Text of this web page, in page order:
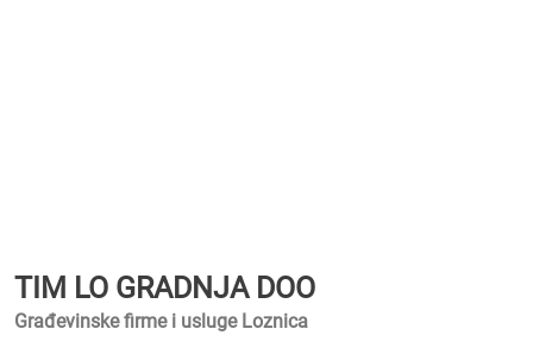
TIM LO GRADNJA DOO
Građevinske firme i usluge Loznica